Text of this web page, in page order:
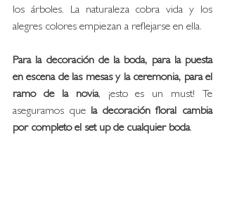
los árboles. La naturaleza cobra vida y los
alegres colores empiezan a reflejarse en ella.
Para la decoración de la boda, para la puesta
en escena de las mesas y la ceremonia, para el
ramo de la novia, ¡esto es un must! Te
aseguramos que la decoración floral cambia
por completo el set up de cualquier boda.